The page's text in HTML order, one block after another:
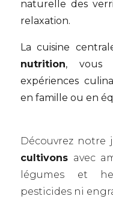
naturelle des
relaxation.
La cuisine
nutrition, vous
expériences
en famille ou en
Découvrez notre
cultivons avec
légumes et
pesticides ni